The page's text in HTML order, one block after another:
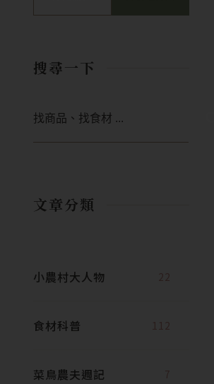
搜尋一下
文章分類
小農村大人物 22
食材科普 112
菜鳥農夫週記 7